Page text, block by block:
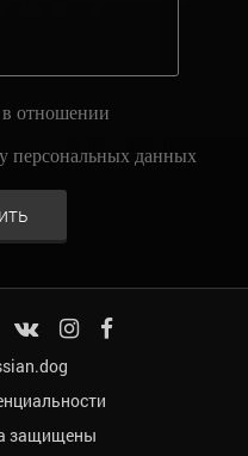
в отношении
персональных данных
защищены